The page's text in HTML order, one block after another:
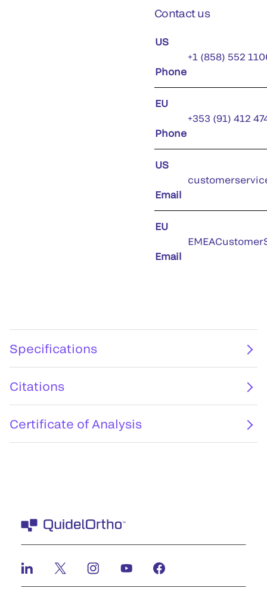
Contact us
US
Phone
+1 (858) 552
EU
Phone
+353 (91) 412
US
Email
EU
Email
Specifications
Citations
Certificate of Analysis